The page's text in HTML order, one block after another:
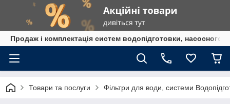
Продаж і комплектація систем водопідготовки, насосного
Товари та послуги Фільтри для води, системи